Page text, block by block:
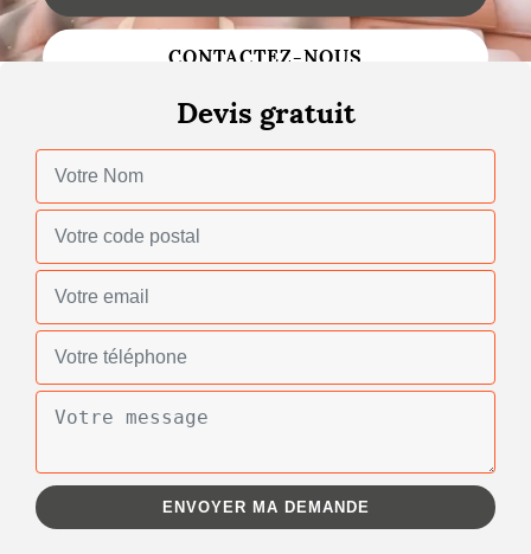
Changement de toiture
Gouttières
Réparation de toiture
CONTACTEZ-NOUS
Devis gratuit